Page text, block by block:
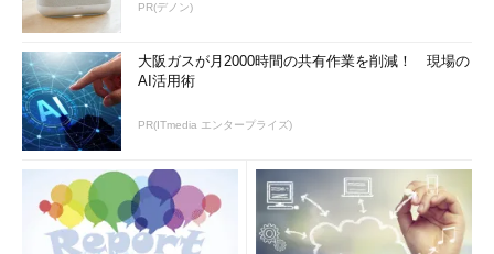
画面5 ダウンロードするパッケージの選択画面。
は、［Src?］という項目の□にチェックマークを
付ける
ファイルのダウンロードとインストールが始まります。
PR(デノン)
大阪ガスが月2000時間の共有作業を削減！ 現場の
AI活用術
PR(ITmedia エンタープライズ)